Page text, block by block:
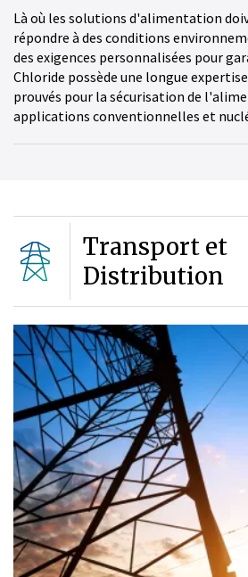
Là où les solutions d'alimentation
répondre à des conditions
des exigences personnalisées pour
Chloride possède une longue
prouvés pour la sécurisation de
applications conventionnelles et
Transport et
Distribution